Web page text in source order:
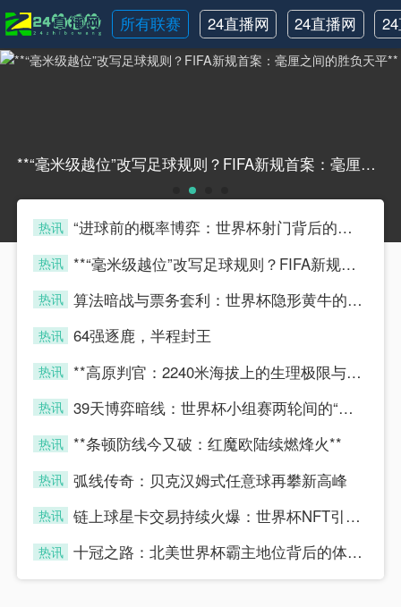
所有联赛
24直播网
NBA
24直播网
世界杯
**“毫米级越位”改写足球规则？FIFA新规首案：毫厘之间的胜负天平****“毫米级越位”改写足球规则？FIFA新规首案：毫厘之间的胜负天平**
热讯
“进球前的概率博弈：世界杯射门背后的隐藏算法”
热讯
**“毫米级越位”改写足球规则？FIFA新规首案：毫厘之间的胜负天平**
热讯
算法暗战与票务套利：世界杯隐形黄牛的博弈模型
热讯 64强逐鹿，半程封王
热讯
**高原判官：2240米海拔上的生理极限与毫秒级执法**
热讯
39天博弈暗线：世界杯小组赛两轮间的“休整”真相
热讯
**条顿防线今又破：红魔欧陆续燃烽火**
热讯 弧线传奇：贝克汉姆式任意球再攀新高峰
热讯
链上球星卡交易持续火爆：世界杯NFT引爆数字藏品新浪潮
热讯
十冠之路：北美世界杯霸主地位背后的体能密码